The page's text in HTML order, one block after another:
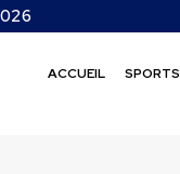
ACCUEIL SPORTS